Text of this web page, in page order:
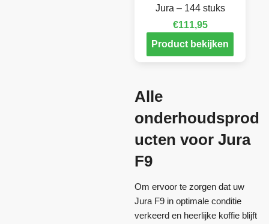
Jura – 144 stuks
€111,95
Product bekijken
Alle
onderhoudsprod
ucten voor Jura
F9
Om ervoor te zorgen dat uw
Jura F9 in optimale conditie
verkeerd en heerlijke koffie blijft